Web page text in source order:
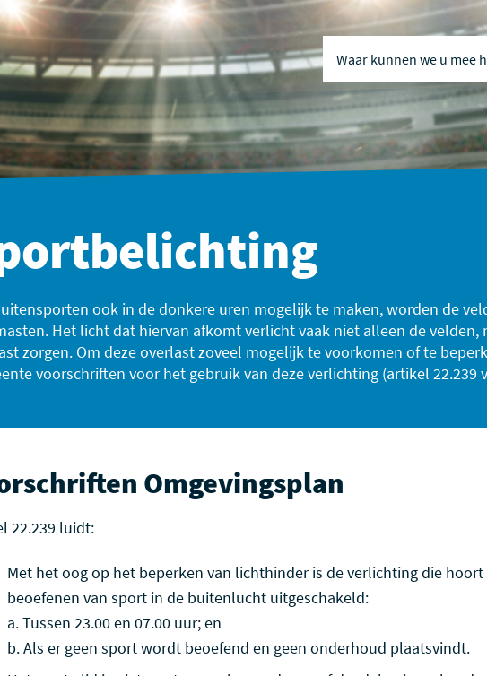
Naar inhoud
Naar navigatie
Waar kunnen we u mee
ook in de donkere uren mogelijk te maken, worden de
Het licht dat hiervan afkomtverlicht vaak niet alleen de velden,
zorgen. Om deze overlast zoveel mogelijk te voorkomen of te
voorschriften voor het gebruik van deze verlichting (artikel 22.239
Omgevingsplan
22.239 luidt:
Met het oog op het beperken van lichthinder is de verlichting die
beoefenen van sport in de buitenlucht uitgeschakeld:
a.Tussen 23.00 en 07.00 uur; en
b.Als er geen sport wordt beoefend en geen onderhoud plaatsvindt.